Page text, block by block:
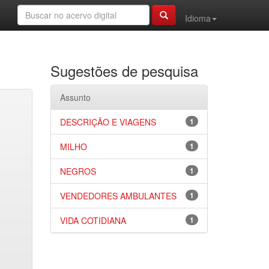
Idioma
Sugestões de pesquisa
Assunto
1
DESCRIÇÃO E VIAGENS
1
MILHO
1
NEGROS
1
VENDEDORES AMBULANTES
1
VIDA COTIDIANA